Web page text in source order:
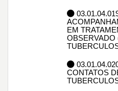
EM
OBSERVADO
CONTATOS